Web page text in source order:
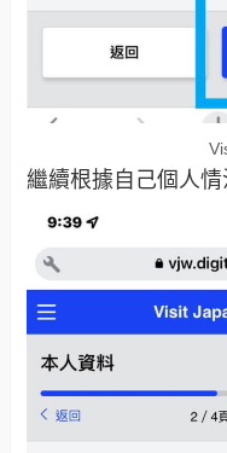
繼續根據自己個人情